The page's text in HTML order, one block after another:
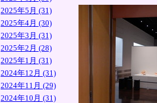
2025年5月 (31)
2025年4月 (30)
2025年3月 (31)
2025年2月 (28)
2025年1月 (31)
2024年12月 (31)
2024年11月 (29)
2024年10月 (31)